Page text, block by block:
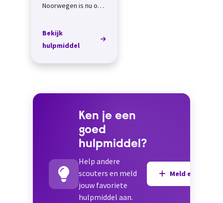
Noorwegen is nu ook
ook een
Tidewave&trade;
Bekijk
hulpmiddel
Ken je een
goed
hulpmiddel?
Help andere
scouters en meld
jouw favoriete
hulpmiddel aan.
Meld een